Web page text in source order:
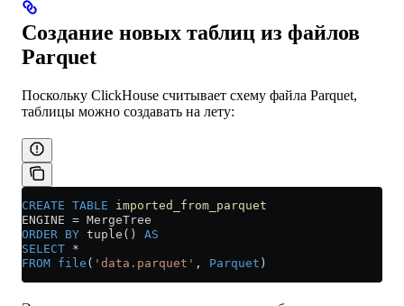
Создание новых таблиц из файлов
Parquet
Поскольку ClickHouse считывает схему файла Parquet,
таблицы можно создавать на лету:
CREATE TABLE imported_from_parquet
ENGINE = MergeTree
ORDER BY tuple() AS
SELECT *
FROM file ( 'data.parquet' , Parquet )